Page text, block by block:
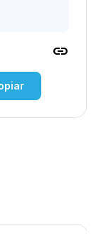
link